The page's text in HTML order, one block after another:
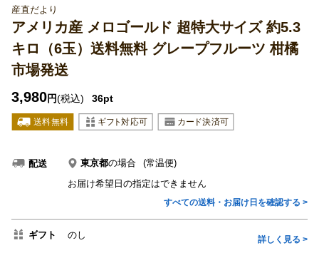
産直だより
アメリカ産 メロゴールド 超特大サイズ 約5.3
キロ（6玉）送料無料 グレープフルーツ 柑橘
市場発送
3,980円(税込) 36pt
配送 東京都の場合
(常温便)
お届け希望日の指定はできません
すべての送料・お届け日を確認する >
ギフト のし 詳しく見る >